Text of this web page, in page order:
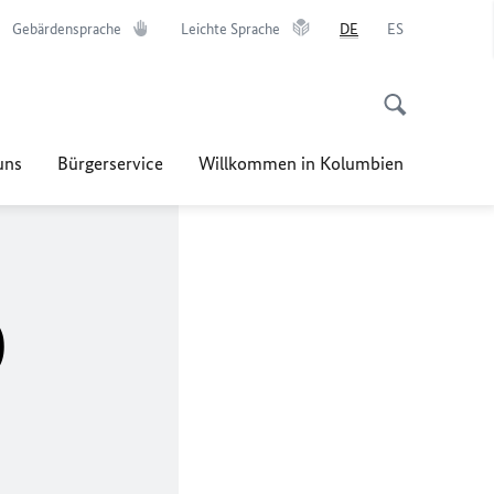
Gebärdensprache Leichte Sprache DE ES
Bürgerservice Willkommen in Kolumbien